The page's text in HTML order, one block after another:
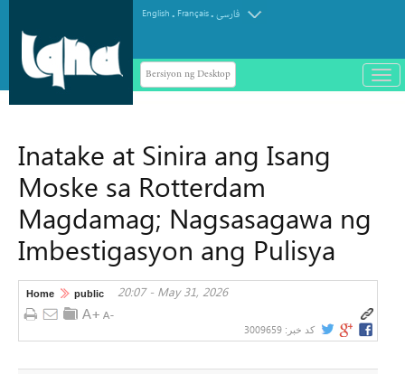
English . Français.فارسی
Bersiyon ng Desktop
باز
و
Inatake at Sinira ang Isang
Moske sa Rotterdam
Magdamag; Nagsasagawa ng
Imbestigasyon ang Pulisya
Home public 20:07 - May 31, 2026
کد خبر: 3009659